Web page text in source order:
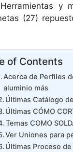
y
(27)
of Contents
Acerca de Perfiles
aluminio más
Últimas Catálogo
Últimas CÓMO
Temas COMO
Ver Uniones para
Últimas Proceso